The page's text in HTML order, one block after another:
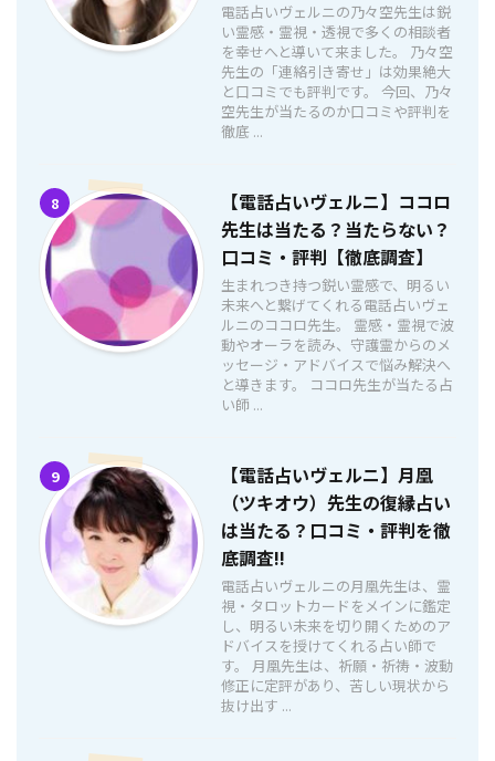
電話占いヴェルニの乃々空先生は鋭
い霊感・霊視・透視で多くの相談者
を幸せへと導いて来ました。 乃々空
先生の「連絡引き寄せ」は効果絶大
と口コミでも評判です。 今回、乃々
空先生が当たるのか口コミや評判を
徹底 ...
8
【電話占いヴェルニ】ココロ
先生は当たる？当たらない？
口コミ・評判【徹底調査】
生まれつき持つ鋭い霊感で、明るい
未来へと繋げてくれる電話占いヴェ
ルニのココロ先生。 霊感・霊視で波
動やオーラを読み、守護霊からのメ
ッセージ・アドバイスで悩み解決へ
と導きます。 ココロ先生が当たる占
い師 ...
9
【電話占いヴェルニ】月凰
（ツキオウ）先生の復縁占い
は当たる？口コミ・評判を徹
底調査!!
電話占いヴェルニの月凰先生は、霊
視・タロットカードをメインに鑑定
し、明るい未来を切り開くためのア
ドバイスを授けてくれる占い師で
す。 月凰先生は、祈願・祈祷・波動
修正に定評があり、苦しい現状から
抜け出す ...